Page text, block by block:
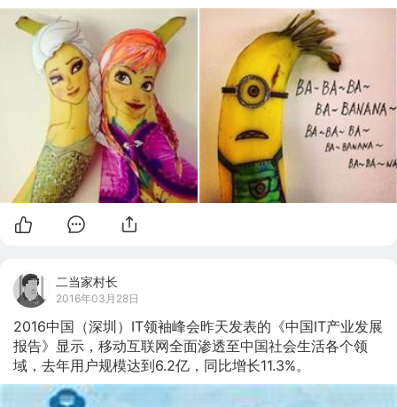
二当家村长
2016年03月28日
2016中国（深圳）IT领袖峰会昨天发表的《中国IT产业发展
报告》显示，移动互联网全面渗透至中国社会生活各个领
域，去年用户规模达到6.2亿，同比增长11.3%。